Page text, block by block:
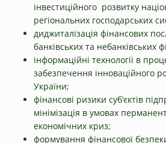
інвестиційного розвитку
регіональних господарських
диджиталізація фінансових
банківських та небанківських
інформаційні технології в
забезпечення інноваційного
України;
фінансові ризики суб’єктів
мінімізація в умовах
економічних криз;
формування фінансової